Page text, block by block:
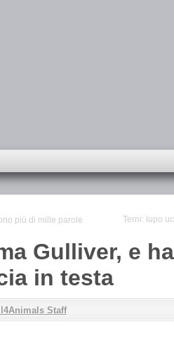
più di mille parole Terni: lupo
Gulliver, e
in testa
Staff